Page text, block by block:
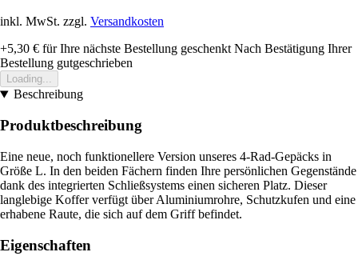
inkl. MwSt. zzgl. Versandkosten
+5,30 € für Ihre nächste Bestellung geschenkt Nach Bestätigung Ihrer
Bestellung gutgeschrieben
Loading...
Beschreibung
Produktbeschreibung
Eine neue, noch funktionellere Version unseres 4-Rad-Gepäcks in
Größe L. In den beiden Fächern finden Ihre persönlichen Gegenstände
dank des integrierten Schließsystems einen sicheren Platz. Dieser
langlebige Koffer verfügt über Aluminiumrohre, Schutzkufen und eine
erhabene Raute, die sich auf dem Griff befindet.
Eigenschaften